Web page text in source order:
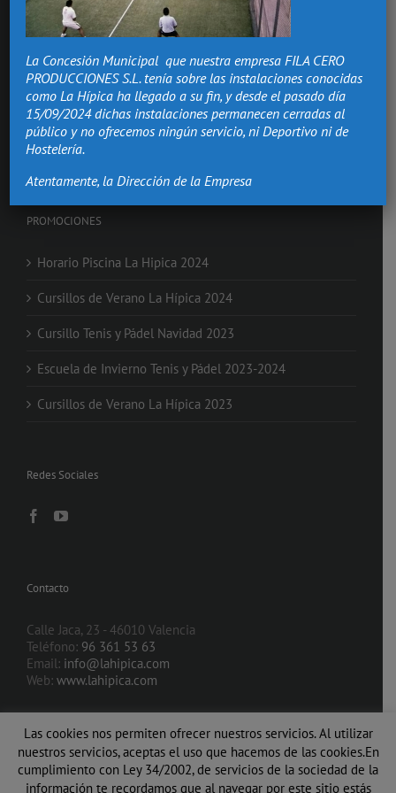
Hacemos de los momentos más importantes de tu vida,
Bodas Valencia
Salón Comuniones
Celebraciones
Eventos de Empresa
Nochevieja en Valencia
PROMOCIONES
Horario Piscina La Hipica 2024
Cursillos de Verano La Hípica 2024
Cursillo Tenis y Pádel Navidad 2023
Escuela de Invierno Tenis y Pádel 2023-2024
Cursillos de Verano La Hípica 2023
Redes Sociales
Contacto
Calle Jaca, 23 - 46010 Valencia
Teléfono: 96 361 53 63
Email: info@lahipica.com
Web: www.lahipica.com
Las cookies nos permiten ofrecer nuestros servicios. Al utilizar
nuestros servicios, aceptas el uso que hacemos de las cookies.En
cumplimiento con Ley 34/2002, de servicios de la sociedad de la
información te recordamos que al navegar por este sitio estás
La Concesión Municipal que nuestra empresa FILA CERO
PRODUCCIONES S.L. tenía sobre las instalaciones conocidas
como La Hípica ha llegado a su fin, y desde el pasado día
15/09/2024 dichas instalaciones permanecen cerradas al
público y no ofrecemos ningún servicio, ni Deportivo ni de
Hostelería.
Atentamente, la Dirección de la Empresa